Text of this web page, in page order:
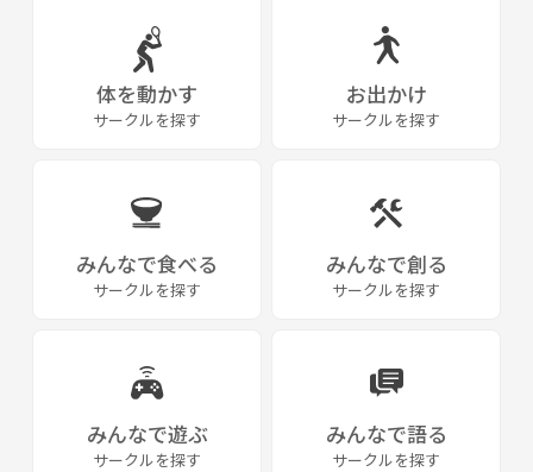
体を動かす
サークルを探す
お出かけ
サークルを探す
みんなで食べる
サークルを探す
みんなで創る
サークルを探す
みんなで遊ぶ
サークルを探す
みんなで語る
サークルを探す